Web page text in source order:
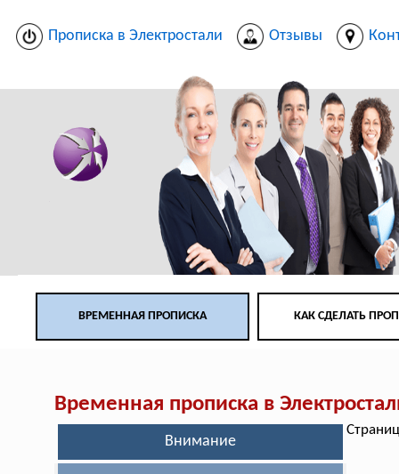
Прописка в Электростали Отзывы
ВРЕМЕННАЯ ПРОПИСКА КАК СДЕЛАТЬ
Временная прописка в
Внимание